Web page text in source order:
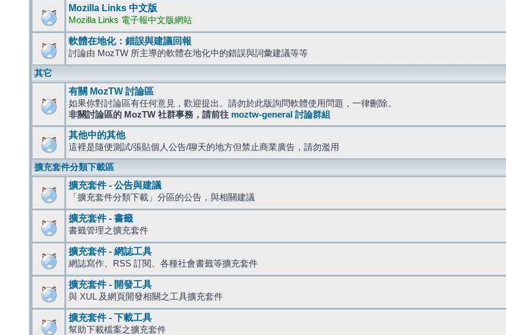
Mozilla Links 中文版
Mozilla Links 電子報中文版網站
軟體在地化：錯誤與建議回報
討論由 MozTW 所主導的軟體在地化中的錯誤與詞彙建議等等
其它
有關 MozTW 討論區
如果你對討論區有任何意見，歡迎提出。請勿於此版詢問軟體使用問題，一律刪除。
非關討論區的 MozTW 社群事務，請前往 moztw-general 討論群組
其他中的其他
這裡是隨便測試/張貼個人公告/聊天的地方但禁止商業廣告，請勿濫用
擴充套件分類下載區
擴充套件 - 公告與建議
「擴充套件分類下載」分區的公告，與相關建議
擴充套件 - 書籤
書籤管理之擴充套件
擴充套件 - 網誌工具
網誌寫作、RSS 訂閱、各種社會書籤等擴充套件
擴充套件 - 開發工具
與 XUL 及網頁開發相關之工具擴充套件
擴充套件 - 下載工具
幫助下載檔案之擴充套件